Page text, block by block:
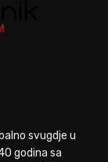
svugdje u
godina sa